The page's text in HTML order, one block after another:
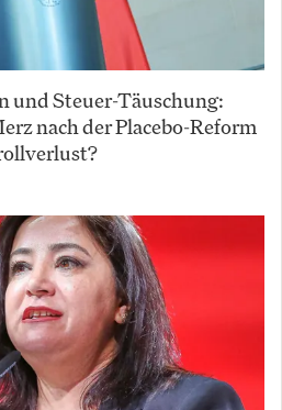
und Steuer-Täuschung:
nach der Placebo-Reform